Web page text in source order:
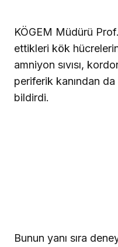
KÖGEM Müdürü
ettikleri kök
amniyon sıvısı,
periferik kanından
bildirdi.
Bunun yanı sıra